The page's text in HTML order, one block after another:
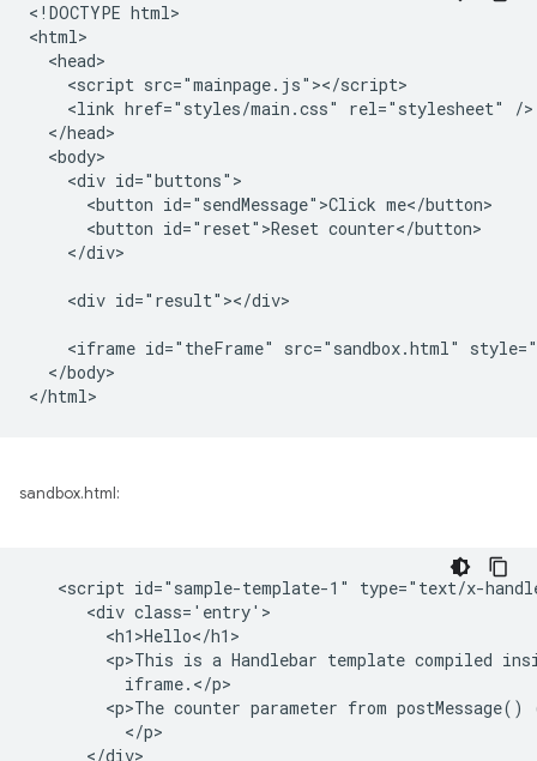
<!DOCTYPE html>
<html>
  <head>
    <script src="mainpage.js"></script>
    <link href="styles/main.css" rel="stylesheet" />
  </head>
  <body>
    <div id="buttons">
      <button id="sendMessage">Click me</button>
      <button id="reset">Reset counter</button>
    </div>
    <div id="result"></div>
<iframe id="theFrame" src="sandbox.html"
  </body>
sandbox.html:
<script id="sample-template-1" type="text/x-
      <div class='entry'>
        <h1>Hello</h1>
<p>This is a Handlebar template compiled
          iframe.</p>
<p>The counter parameter from postMessage()
          </p>
      </div>